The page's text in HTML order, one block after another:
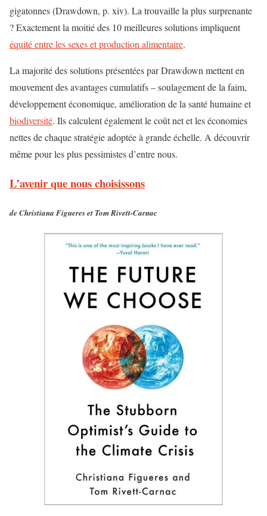
gigatonnes (Drawdown, p. xiv). La trouvaille la plus surprenante
? Exactement la moitié des 10 meilleures solutions impliquent
équité entre les sexes et production alimentaire.
La majorité des solutions présentées par Drawdown mettent en
mouvement des avantages cumulatifs – soulagement de la faim,
développement économique, amélioration de la santé humaine et
biodiversité. Ils calculent également le coût net et les économies
nettes de chaque stratégie adoptée à grande échelle. A découvrir
même pour les plus pessimistes d’entre nous.
L’avenir que nous choisissons
de Christiana Figueres et Tom Rivett-Carnac